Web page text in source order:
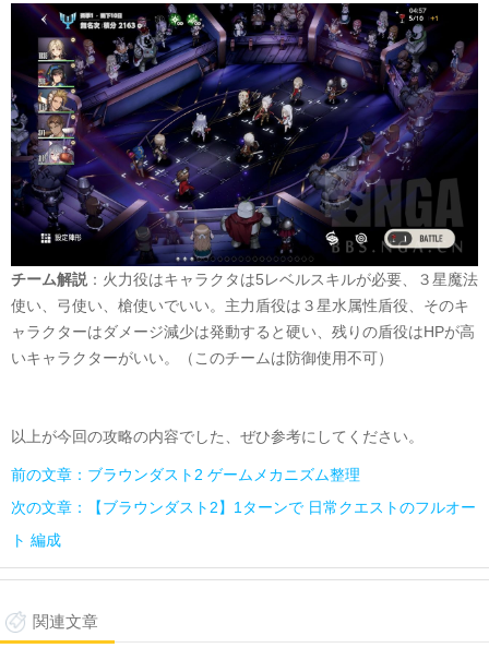
チーム解説 ：火力役はキャラクタは5レベルスキルが必要、３星魔法
使い、弓使い、槍使いでいい。主力盾役は３星水属性盾役、そのキ
ャラクターはダメージ減少は発動すると硬い、残りの盾役はHPが高
いキャラクターがいい。（このチームは防御使用不可）
以上が今回の攻略の内容でした、ぜひ参考にしてください。
前の文章：ブラウンダスト2 ゲームメカニズム整理
次の文章：【ブラウンダスト2】1ターンで 日常クエストのフルオー
ト 編成
関連文章